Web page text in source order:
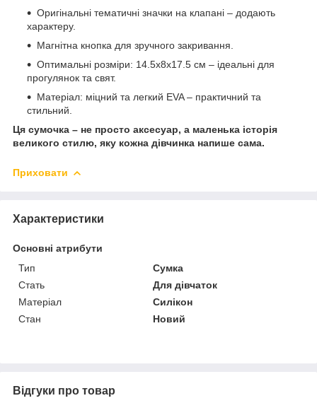
Оригінальні тематичні значки на клапані – додають
характеру.
Магнітна кнопка для зручного закривання.
Оптимальні розміри: 14.5х8х17.5 см – ідеальні для
прогулянок та свят.
Матеріал: міцний та легкий EVA – практичний та
стильний.
Ця сумочка – не просто аксесуар, а маленька історія
великого стилю, яку кожна дівчинка напише сама.
Приховати
Характеристики
Основні атрибути
Тип
Сумка
Стать
Для дівчаток
Матеріал
Силікон
Стан
Новий
Відгуки про товар